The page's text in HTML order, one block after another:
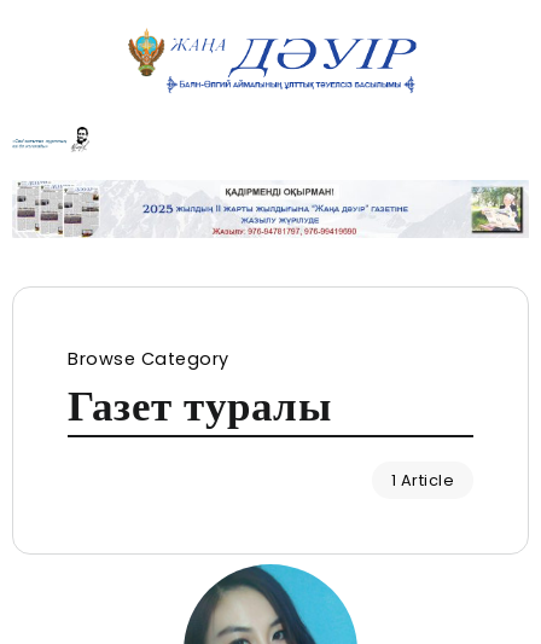
Browse Category
Газет туралы
1 Article